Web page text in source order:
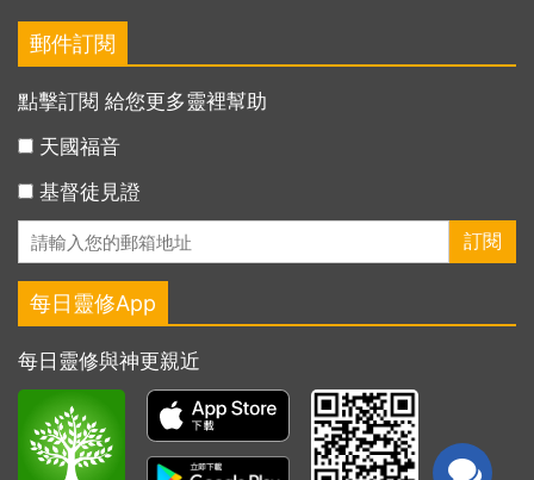
郵件訂閱
點擊訂閱 給您更多靈裡幫助
天國福音
基督徒見證
每日靈修App
每日靈修與神更親近